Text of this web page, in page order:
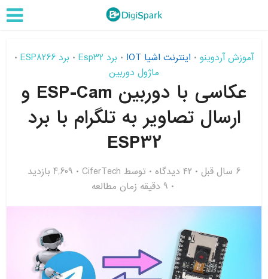
آموزش آردوینو • اینترنت اشیا IOT • برد Esp32 • برد ESP8266 •
ماژول دوربین
عکاسی با دوربین ESP-Cam و
ارسال تصاویر به تلگرام با برد
ESP32
6 سال قبل ۴۲ دیدگاه توسط CiferTech
4,609 بازدید
9 دقیقه زمان مطالعه